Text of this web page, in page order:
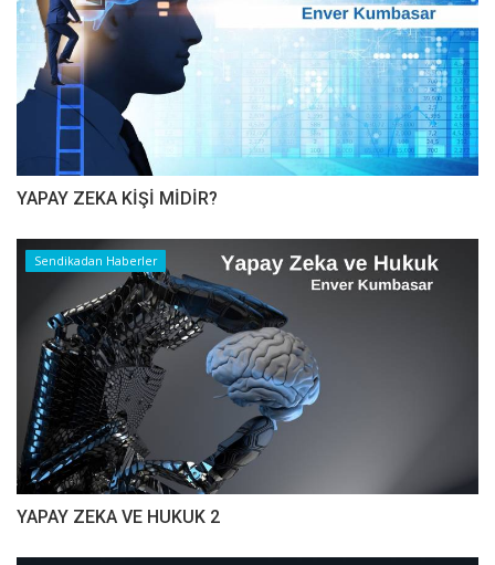
YAPAY ZEKA KİŞİ MİDİR?
Sendikadan Haberler
YAPAY ZEKA VE HUKUK 2